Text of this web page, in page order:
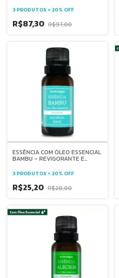
3 PRODUTOS = 20% OFF
R$87,30 R$97,00
ESSÊNCIA COM ÓLEO ESSENCIAL
BAMBU - REVIGORANTE E
FRESCOR - REVIGORANTE -
ANTIESTRESSE - RENOVO -
PAZ - EQUILÍBRIO - -
3 PRODUTOS = 20% OFF
R$25,20 R$28,00